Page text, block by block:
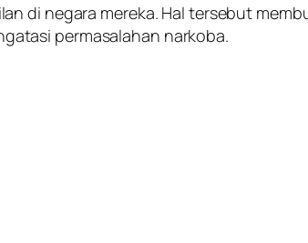
di negara mereka. Hal tersebut
permasalahan narkoba.